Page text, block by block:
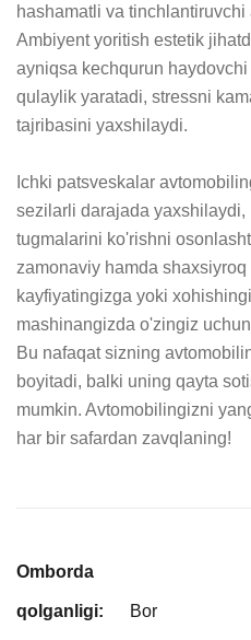
hashamatli va tinchlantiruvchi
Ambiyent yoritish estetik
ayniqsa kechqurun
qulaylik yaratadi, stressni
tajribasini yaxshilaydi.
Ichki patsveskalar
sezilarli darajada yaxshilaydi,
tugmalarini ko'rishni
zamonaviy hamda
kayfiyatingizga yoki
mashinangizda o'zingiz
Bu nafaqat sizning
boyitadi, balki uning qayta
mumkin. Avtomobilingizni
har bir safardan zavqlaning!
Omborda
qolganligi: Bor